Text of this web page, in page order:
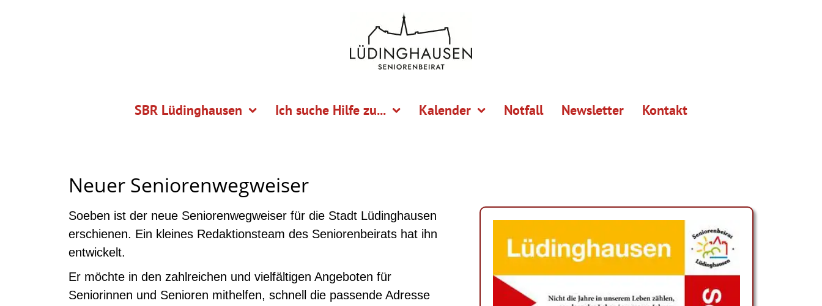
SBR Lüdinghausen Ich suche Hilfe zu... Kalender Notfall Newsletter Kontakt
Neuer Seniorenwegweiser
Soeben ist der neue Seniorenwegweiser für die Stadt Lüdinghausen
erschienen. Ein kleines Redaktionsteam des Seniorenbeirats hat ihn
entwickelt.
Er möchte in den zahlreichen und vielfältigen Angeboten für
Seniorinnen und Senioren mithelfen, schnell die passende Adresse